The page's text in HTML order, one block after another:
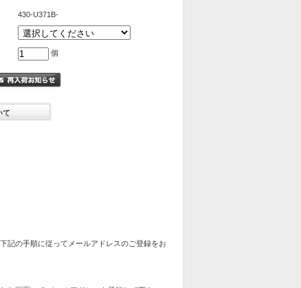
430-U371B-
個
て
記の手順に従ってメールアドレスのご登録をお